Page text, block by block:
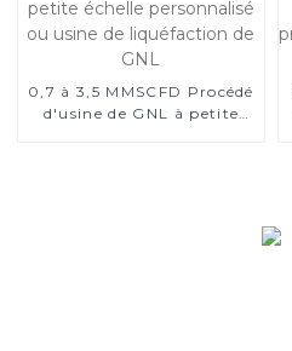
0,7 à 3,5 MMSCFD Procédé
d'usine de GNL à petite